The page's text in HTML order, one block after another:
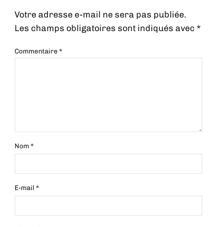
Votre adresse e-mail ne sera pas publiée.
Les champs obligatoires sont indiqués avec*
Commentaire*
Nom*
E-mail*